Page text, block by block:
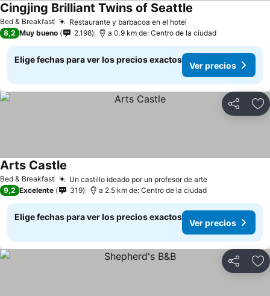
Bed & Breakfast Restaurante y barbacoa en el hotel
Cingjing Brilliant Twins of Seattle
8,2 Muy bueno 2.198 a 0.9 km de: Centro de la ciudad
Elige fechas para ver los precios exactos
Ver precios
Compartir
Bed & Breakfast Un castillo ideado por un profesor de arteVer precios
Arts Castle
9,2 Excelente 319 a 2.5 km de: Centro de la ciudad
Elige fechas para ver los precios exactos
Ver precios
Compartir